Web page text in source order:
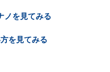
ノを見てみる
を見てみる